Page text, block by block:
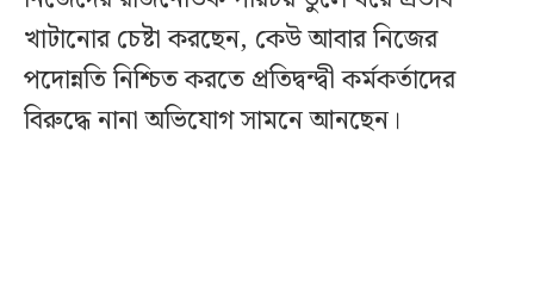
খাটানোর চেষ্টা করছেন, কেউ আবার নিজের
পদোন্নতি নিশ্চিত করতে প্রতিদ্বন্দ্বী কর্মকর্তাদের
বিরুদ্ধে নানা অভিযোগ সামনে আনছেন।